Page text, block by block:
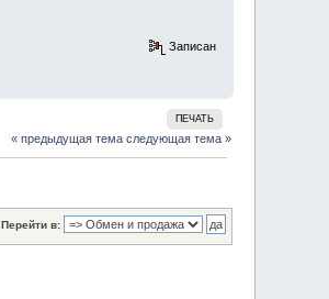
Записан
ПЕЧАТЬ
« предыдущая тема следующая тема »
Перейти в: